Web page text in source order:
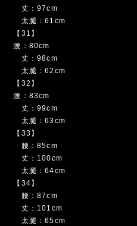
丈：97cm
太腿：61cm
【31】
腰：80cm
丈：98cm
太腿：62cm
【32】
腰：83cm
丈：99cm
太腿：63cm
【33】
腰：85cm
丈：100cm
太腿：64cm
【34】
腰：87cm
丈：101cm
太腿：65cm